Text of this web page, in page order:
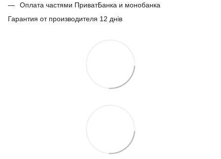
Оплата частями ПриватБанка и монобанка
Гарантия от производителя 12 днів